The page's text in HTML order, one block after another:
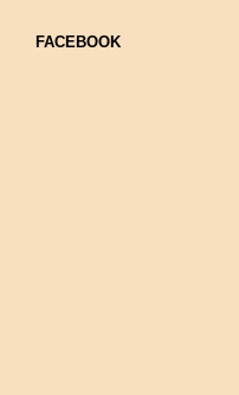
FACEBOOK